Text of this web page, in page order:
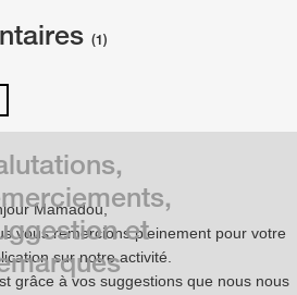
(1)
Mamadou,
vous remercions pleinement pour votre
sur notre activité.
grâce à vos suggestions que nous nous
et